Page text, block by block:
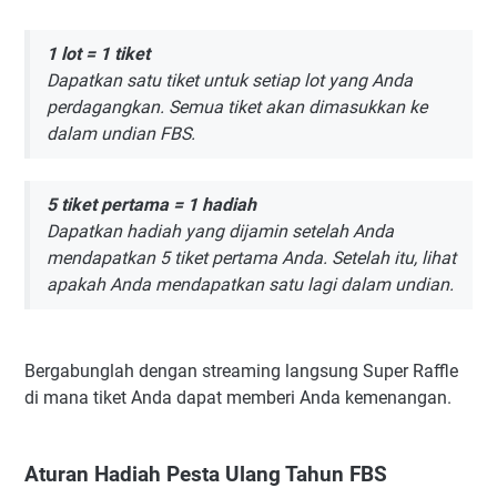
1 lot = 1 tiket
Dapatkan satu tiket untuk setiap lot yang Anda
perdagangkan. Semua tiket akan dimasukkan ke
dalam undian FBS.
5 tiket pertama = 1 hadiah
Dapatkan hadiah yang dijamin setelah Anda
mendapatkan 5 tiket pertama Anda. Setelah itu, lihat
apakah Anda mendapatkan satu lagi dalam undian.
Bergabunglah dengan streaming langsung Super Raffle
di mana tiket Anda dapat memberi Anda kemenangan.
Aturan Hadiah Pesta Ulang Tahun FBS